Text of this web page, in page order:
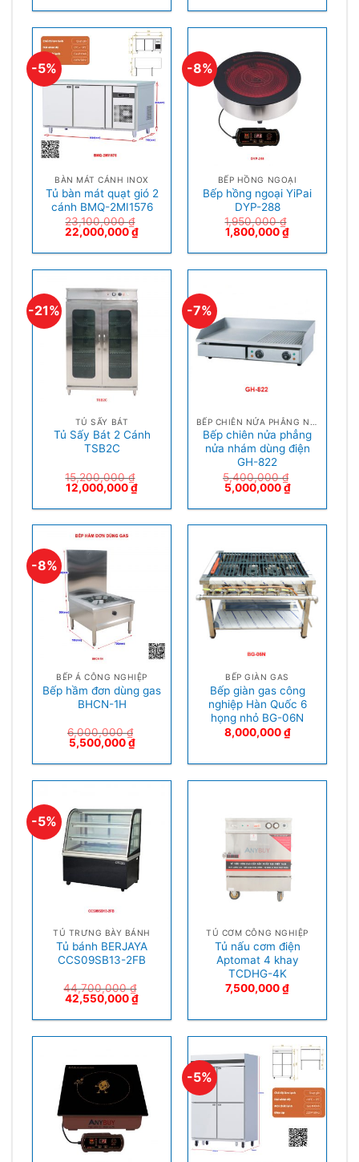
-5%
BÀN MÁT CÁNH INOX
Tủ bàn mát quạt gió 2
cánh BMQ-2MI1576
23,100,000₫
22,000,000₫
-8%
BẾP HỒNG NGOẠI
Bếp hồng ngoại YiPai
DYP-288
1,950,000₫
1,800,000₫
-21%
TỦ SẤY BÁT
Tủ Sấy Bát 2 Cánh
TSB2C
15,200,000₫
12,000,000₫
-7%
Bếp chiên nửa phẳng
nửa nhám dùng điện
GH-822
5,400,000₫
5,000,000₫
-8%
BẾP Á CÔNG NGHIỆP
Bếp hầm đơn dùng gas
BHCN-1H
6,000,000₫
5,500,000₫
BẾP GIÀN GAS
Bếp giàn gas công
nghiệp Hàn Quốc 6
họng nhỏ BG-06N
8,000,000₫
-5%
TỦ TRƯNG BÀY BÁNH
Tủ bánh BERJAYA
CCS09SB13-2FB
44,700,000₫
42,550,000₫
TỦ CƠM CÔNG NGHIỆP
Tủ nấu cơm điện
Aptomat 4 khay
TCDHG-4K
7,500,000₫
-5%